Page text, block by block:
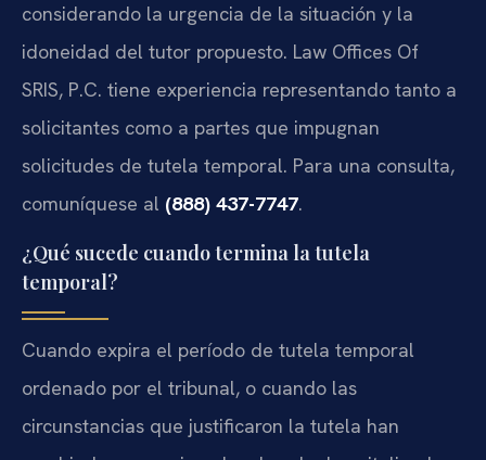
considerando la urgencia de la situación y la
idoneidad del tutor propuesto. Law Offices Of
SRIS, P.C. tiene experiencia representando tanto a
solicitantes como a partes que impugnan
solicitudes de tutela temporal. Para una consulta,
comuníquese al (888) 437-7747.
¿Qué sucede cuando termina la tutela
temporal?
Cuando expira el período de tutela temporal
ordenado por el tribunal, o cuando las
circunstancias que justificaron la tutela han